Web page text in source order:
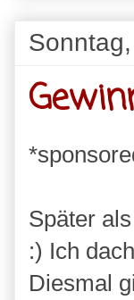
Später
:) Ich
Diesmal